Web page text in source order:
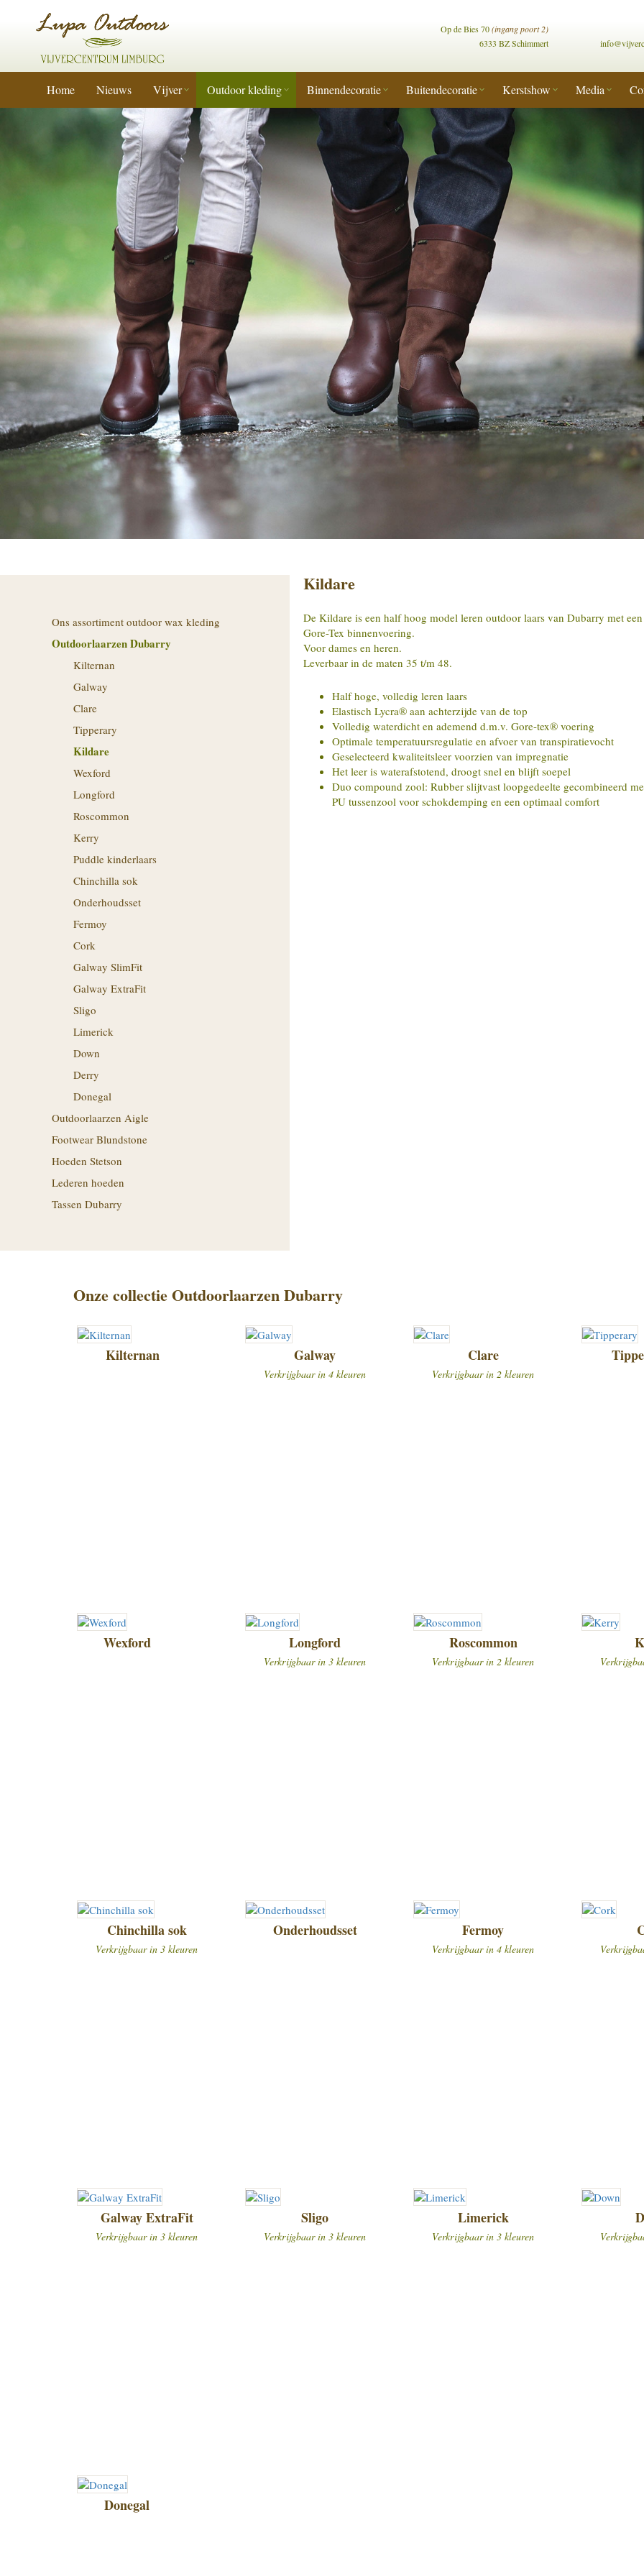
Op de Bies 70(ingang poort 2)
6333 BZ Schimmert
Home Nieuws Vijver Outdoor kleding Binnendecoratie Buitendecoratie Kerstshow Media
Ons assortiment outdoor wax kleding
Outdoorlaarzen Dubarry
Kilternan
Galway
Clare
Tipperary
Kildare
Wexford
Longford
Roscommon
Kerry
Puddle kinderlaars
Chinchilla sok
Onderhoudsset
Fermoy
Cork
Galway SlimFit
Galway ExtraFit
Sligo
Limerick
Down
Derry
Donegal
Outdoorlaarzen Aigle
Footwear Blundstone
Hoeden Stetson
Lederen hoeden
Tassen Dubarry
Kildare
De Kildare is een half hoog model leren outdoor laars van Dubarry met een
Gore-Tex binnenvoering.
Voor dames en heren.
Leverbaar in de maten 35 t/m 48.
Half hoge, volledig leren laars
Elastisch Lycra® aan achterzijde van de top
Volledig waterdicht en ademend d.m.v. Gore-tex® voering
Optimale temperatuursregulatie en afvoer van transpiratievocht
Geselecteerd kwaliteitsleer voorzien van impregnatie
Het leer is waterafstotend, droogt snel en blijft soepel
Duo compound zool: Rubber slijtvast loopgedeelte gecombineerd
PU tussenzool voor schokdemping en een optimaal comfort
Onze collectie Outdoorlaarzen Dubarry
Kilternan Galway
Verkrijgbaar in 4 kleuren
Clare
Verkrijgbaar in 2 kleuren
Wexford Longford
Verkrijgbaar in 3 kleuren
Roscommon
Verkrijgbaar in 2 kleuren
Chinchilla sok
Verkrijgbaar in 3 kleuren
Onderhoudsset Fermoy
Verkrijgbaar in 4 kleuren
Galway ExtraFit
Verkrijgbaar in 3 kleuren
Sligo
Verkrijgbaar in 3 kleuren
Limerick
Verkrijgbaar in 3 kleuren
Donegal